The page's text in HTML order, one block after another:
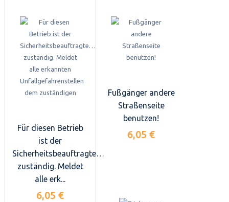
Für diesen Betrieb
ist der
Sicherheitsbeauftragte…
zuständig. Meldet
alle erk...
6,05 €
Fußgänger andere
Straßenseite
benutzen!
6,05 €